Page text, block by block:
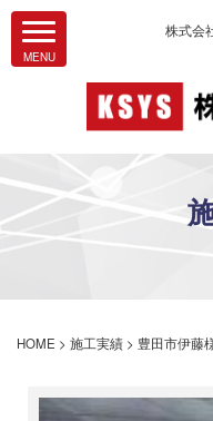
株式会
HOME > 施工実績 > 豊田市伊藤